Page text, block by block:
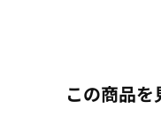
この商品